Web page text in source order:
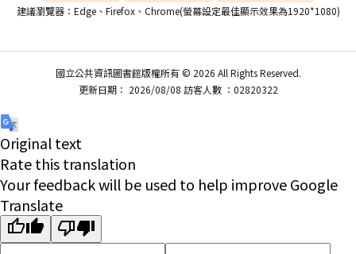
建議瀏覽器：Edge、Firefox、Chrome(螢幕設定最佳顯示效果為1920*1080)
國立公共資訊圖書館版權所有 © 2026 All Rights Reserved.
更新日期： 2026/08/08 訪客人數 ：02820322
Original text
Rate this translation
Your feedback will be used to help improve Google
Translate